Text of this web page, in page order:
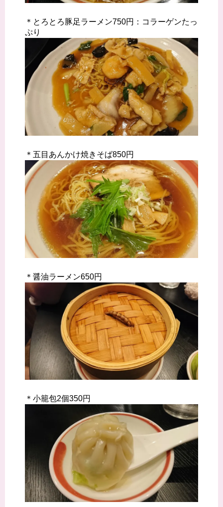
＊とろとろ豚足ラーメン750円：コラーゲンたっ
ぷり
＊五目あんかけ焼きそば850円
＊醤油ラーメン650円
＊小籠包2個350円